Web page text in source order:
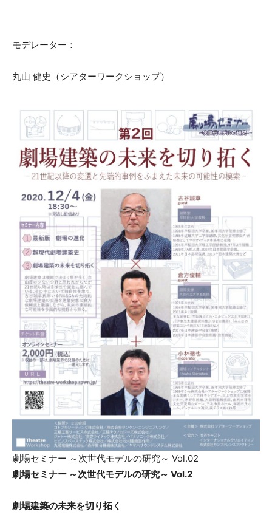
モデレーター：
丸山 健史（シアターワークショップ）
劇場セミナー ～次世代モデルの研究～ Vol.02
劇場セミナー ～次世代モデルの研究～ Vol.2
劇場建築の未来を切り拓く